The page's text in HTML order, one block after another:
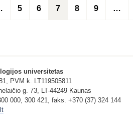
5 6 7 8 9 …
universitetas
PVM k. LT119505811
g. 73, LT-44249 Kaunas
000, 300 421, faks. +370 (37) 324 144